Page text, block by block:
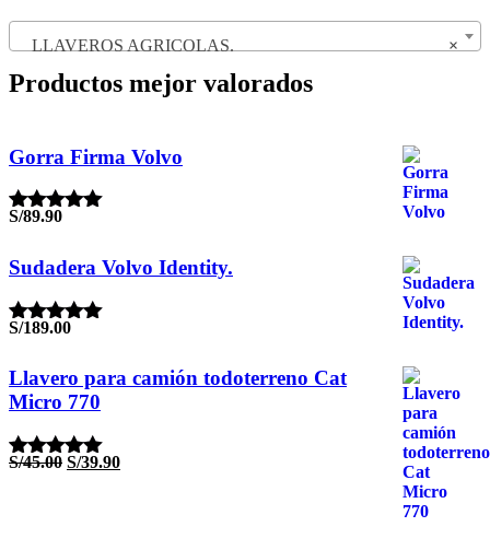
×
LLAVEROS AGRICOLAS.
Productos mejor valorados
Gorra Firma Volvo
Valorado
5
S/89.90
Sudadera Volvo Identity.
Valorado
5
S/189.00
Llavero para camión todoterreno Cat
Micro 770
Valorado
S/45.00 El
S/39.90El